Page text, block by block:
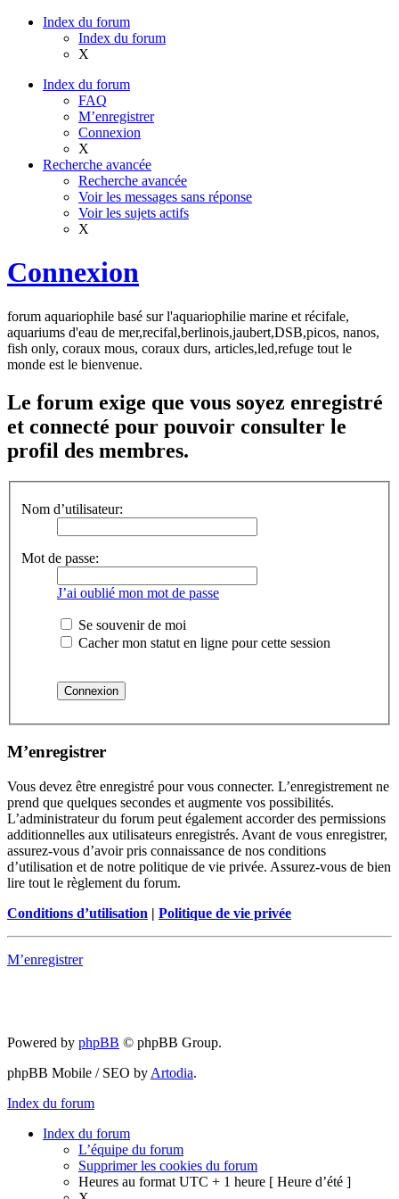
Index du forum
Index du forum
X
Index du forum
FAQ
M’enregistrer
Connexion
X
Recherche avancée
Recherche avancée
Voir les messages sans réponse
Voir les sujets actifs
X
Connexion
forum aquariophile basé sur l'aquariophilie marine et récifale,
aquariums d'eau de mer,recifal,berlinois,jaubert,DSB,picos, nanos,
fish only, coraux mous, coraux durs, articles,led,refuge tout le
monde est le bienvenue.
Le forum exige que vous soyez enregistré
et connecté pour pouvoir consulter le
profil des membres.
Nom d’utilisateur:
Mot de passe:
J’ai oublié mon mot de passe
Se souvenir de moi
Cacher mon statut en ligne pour cette session
M’enregistrer
Vous devez être enregistré pour vous connecter. L’enregistrement ne
prend que quelques secondes et augmente vos possibilités.
L’administrateur du forum peut également accorder des permissions
additionnelles aux utilisateurs enregistrés. Avant de vous enregistrer,
assurez-vous d’avoir pris connaissance de nos conditions
d’utilisation et de notre politique de vie privée. Assurez-vous de bien
lire tout le règlement du forum.
Conditions d’utilisation | Politique de vie privée
M’enregistrer
Powered by phpBB © phpBB Group.
phpBB Mobile / SEO by Artodia.
Index du forum
Index du forum
L’équipe du forum
Supprimer les cookies du forum
Heures au format UTC + 1 heure [ Heure d’été ]